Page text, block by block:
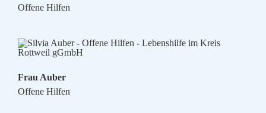
Offene Hilfen
Frau Auber
Offene Hilfen